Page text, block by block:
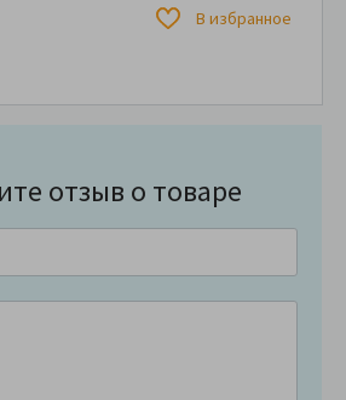
В избранное
отзыв о товаре